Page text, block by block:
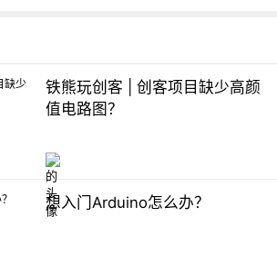
铁熊玩创客 | 创客项目缺少高颜
值电路图？
想入门Arduino怎么办？